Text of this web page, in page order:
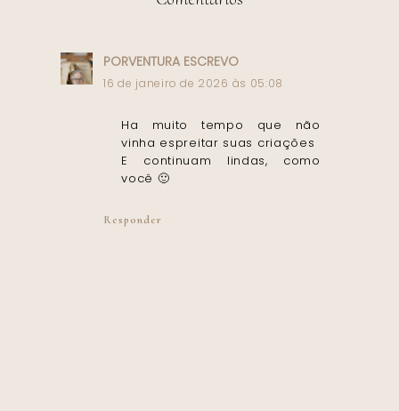
PORVENTURA ESCREVO
16 de janeiro de 2026 às 05:08
Ha muito tempo que não
vinha espreitar suas criações
E continuam lindas, como
você 🙂
Responder